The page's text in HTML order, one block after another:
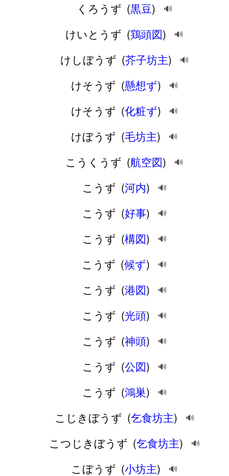
くろうず (黒豆) 🔊
けいとうず (鶏頭図) 🔊
けしぼうず (芥子坊主) 🔊
けそうず (懸想ず) 🔊
けそうず (化粧ず) 🔊
けぼうず (毛坊主) 🔊
こうくうず (航空図) 🔊
こうず (河内) 🔊
こうず (好事) 🔊
こうず (構図) 🔊
こうず (候ず) 🔊
こうず (港図) 🔊
こうず (光頭) 🔊
こうず (神頭) 🔊
こうず (公図) 🔊
こうず (鴻巣) 🔊
こじきぼうず (乞食坊主) 🔊
こつじきぼうず (乞食坊主) 🔊
こぼうず (小坊主) 🔊